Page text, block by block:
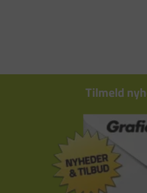
Tilmeld